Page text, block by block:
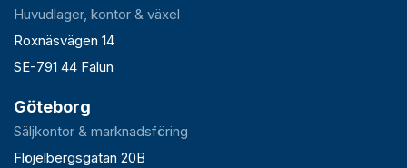
Huvudlager, kontor & växel
Roxnäsvägen 14
SE-791 44 Falun
Göteborg
Säljkontor & marknadsföring
Flöjelbergsgatan 20B